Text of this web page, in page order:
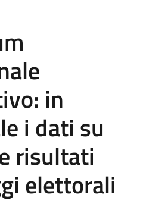
in
i dati su
risultati
elettorali